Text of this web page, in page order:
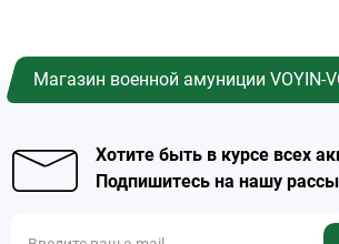
Магазин военной амуниции VOYIN-
Хотите быть в курсе всех
Подпишитесь на нашу